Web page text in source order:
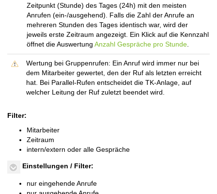
Zeitpunkt (Stunde) des Tages (24h) mit den meisten
Anrufen (ein-/ausgehend). Falls die Zahl der Anrufe an
mehreren Stunden des Tages identisch war, wird der
jeweils erste Zeitraum angezeigt. Ein Klick auf die Kennzahl
öffnet die Auswertung Anzahl Gespräche pro Stunde
Wertung bei Gruppenrufen: Ein Anruf wird immer nur bei
dem Mitarbeiter gewertet, den der Ruf als letzten erreicht
hat. Bei Parallel-Rufen entscheidet die TK-Anlage, auf
welcher Leitung der Ruf zuletzt beendet wird.
Filter:
Mitarbeiter
Zeitraum
intern/extern oder alle Gespräche
Einstellungen / Filter:
nur eingehende Anrufe